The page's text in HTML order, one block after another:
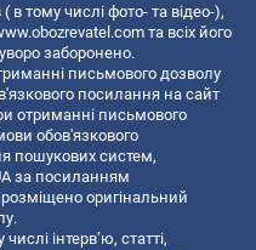
в тому числі фото- та відео-),
та всіх його
заборонено.
письмового дозволу
посилання на сайт
отриманні письмового
обов'язкового
пошукових систем,
за посиланням
розміщено оригінальний
інтерв’ю, статті,